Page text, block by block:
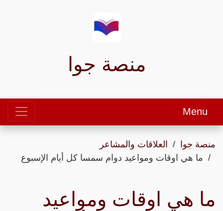
منصة جوا
Menu
منصة جوا
العلاقات والمشاعر
ما هي اوقات ومواعيد دوام سمسا كل أيام الإسبوع
ما هي اوقات ومواعيد